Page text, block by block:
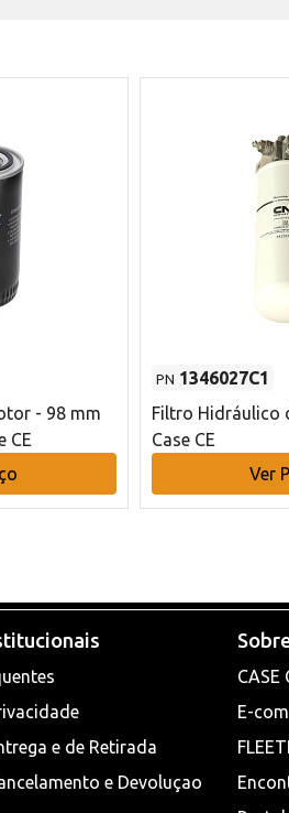
- 98 mm
CE
PN 1346027C1
Filtro Hidráulico
Case CE
Ver
e de Retirada
e Devoluçao
E-